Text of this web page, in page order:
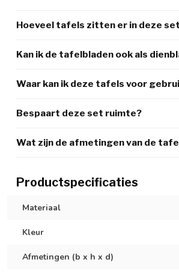
Hoeveel tafels zitten er in deze
Kan ik de tafelbladen ook als
Waar kan ik deze tafels voor
Bespaart deze set ruimte?
Wat zijn de afmetingen van de
Productspecificaties
Materiaal
Kleur
Afmetingen (b x h x d)